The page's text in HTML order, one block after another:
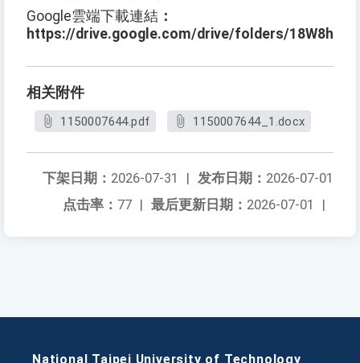
Google雲端下載連結 ：
https://drive.google.com/drive/folders/
相关附件
1150007644.pdf 1150007644_1.docx
发布日期： 2026-07-01
下架日期： 2026-07-31
|
最后更新日期： 2026-07-01 |
点击率： 77 |
National Taipei University of Technology